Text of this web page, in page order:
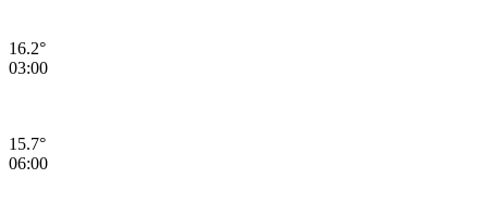
16.2°
03:00
15.7°
06:00